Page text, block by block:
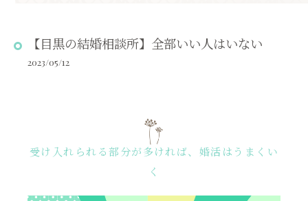
【目黒の結婚相談所】全部いい人はいない
2023/05/12
受け入れられる部分が多ければ、婚活はうまくい
く